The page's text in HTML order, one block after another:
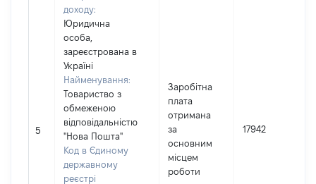
5
доходу:
Юридична
особа,
зареєстрована в
Україні
Найменування:
Товариство з
обмеженою
вiдповiдальнiстю
"Нова Пошта"
Код в Єдиному
державному
реєстрі
Заробітна
плата
отримана
за
основним
місцем
роботи
17942